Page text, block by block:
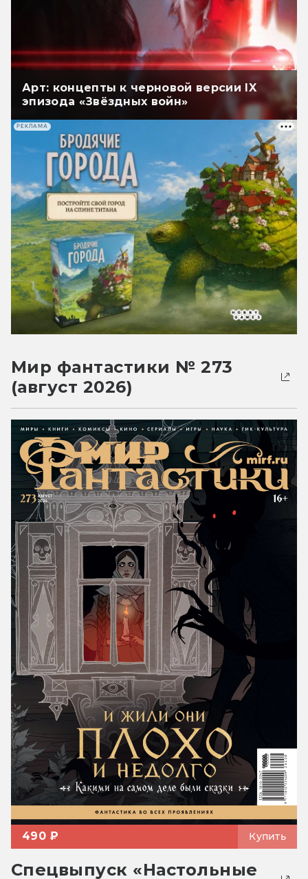
Арт: концепты к черновой версии IX
эпизода «Звёздных войн»
РЕКЛАМА
Мир фантастики № 273
(август 2026)
490 ₽ Купить
Спецвыпуск «Настольные